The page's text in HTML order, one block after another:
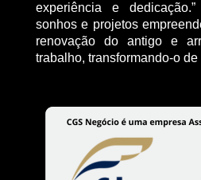
experiência e
sonhos e projetos
renovação do antigo e
trabalho, transformando-o